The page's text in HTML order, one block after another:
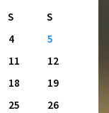
S
S
4
5
11
12
18
19
25
26